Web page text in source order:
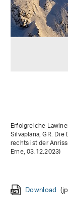
Erfolgreiche
Silvaplana, GR.
rechts ist der
Erne, 03.12.2023)
Download
Download
Download
Download